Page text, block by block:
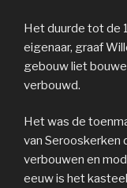
Het duurde tot de
eigenaar, graaf
gebouw liet
verbouwd.
Het was de
van Serooskerken
verbouwen en
eeuw is het